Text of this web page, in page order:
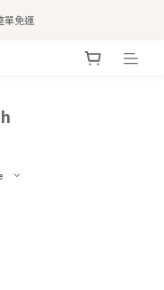
$1,300超取免運
單免運